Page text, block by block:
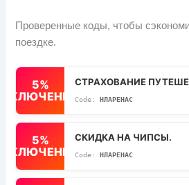
Проверенные коды, чтобы
поездке.
5%
СТРАХОВАНИЕ
НЛАРЕНАС
5%
СКИДКА НА ЧИПСЫ.
НЛАРЕНАС